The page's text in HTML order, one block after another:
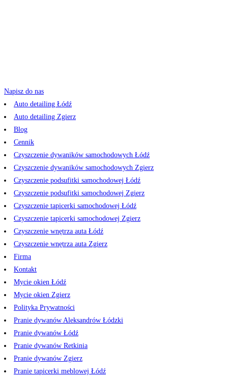
Napisz do nas
Auto detailing Łódź
Auto detailing Zgierz
Blog
Cennik
Czyszczenie dywaników samochodowych Łódź
Czyszczenie dywaników samochodowych Zgierz
Czyszczenie podsufitki samochodowej Łódź
Czyszczenie podsufitki samochodowej Zgierz
Czyszczenie tapicerki samochodowej Łódź
Czyszczenie tapicerki samochodowej Zgierz
Czyszczenie wnętrza auta Łódź
Czyszczenie wnętrza auta Zgierz
Firma
Kontakt
Mycie okien Łódź
Mycie okien Zgierz
Polityka Prywatności
Pranie dywanów Aleksandrów Łódzki
Pranie dywanów Łódź
Pranie dywanów Retkinia
Pranie dywanów Zgierz
Pranie tapicerki meblowej Łódź